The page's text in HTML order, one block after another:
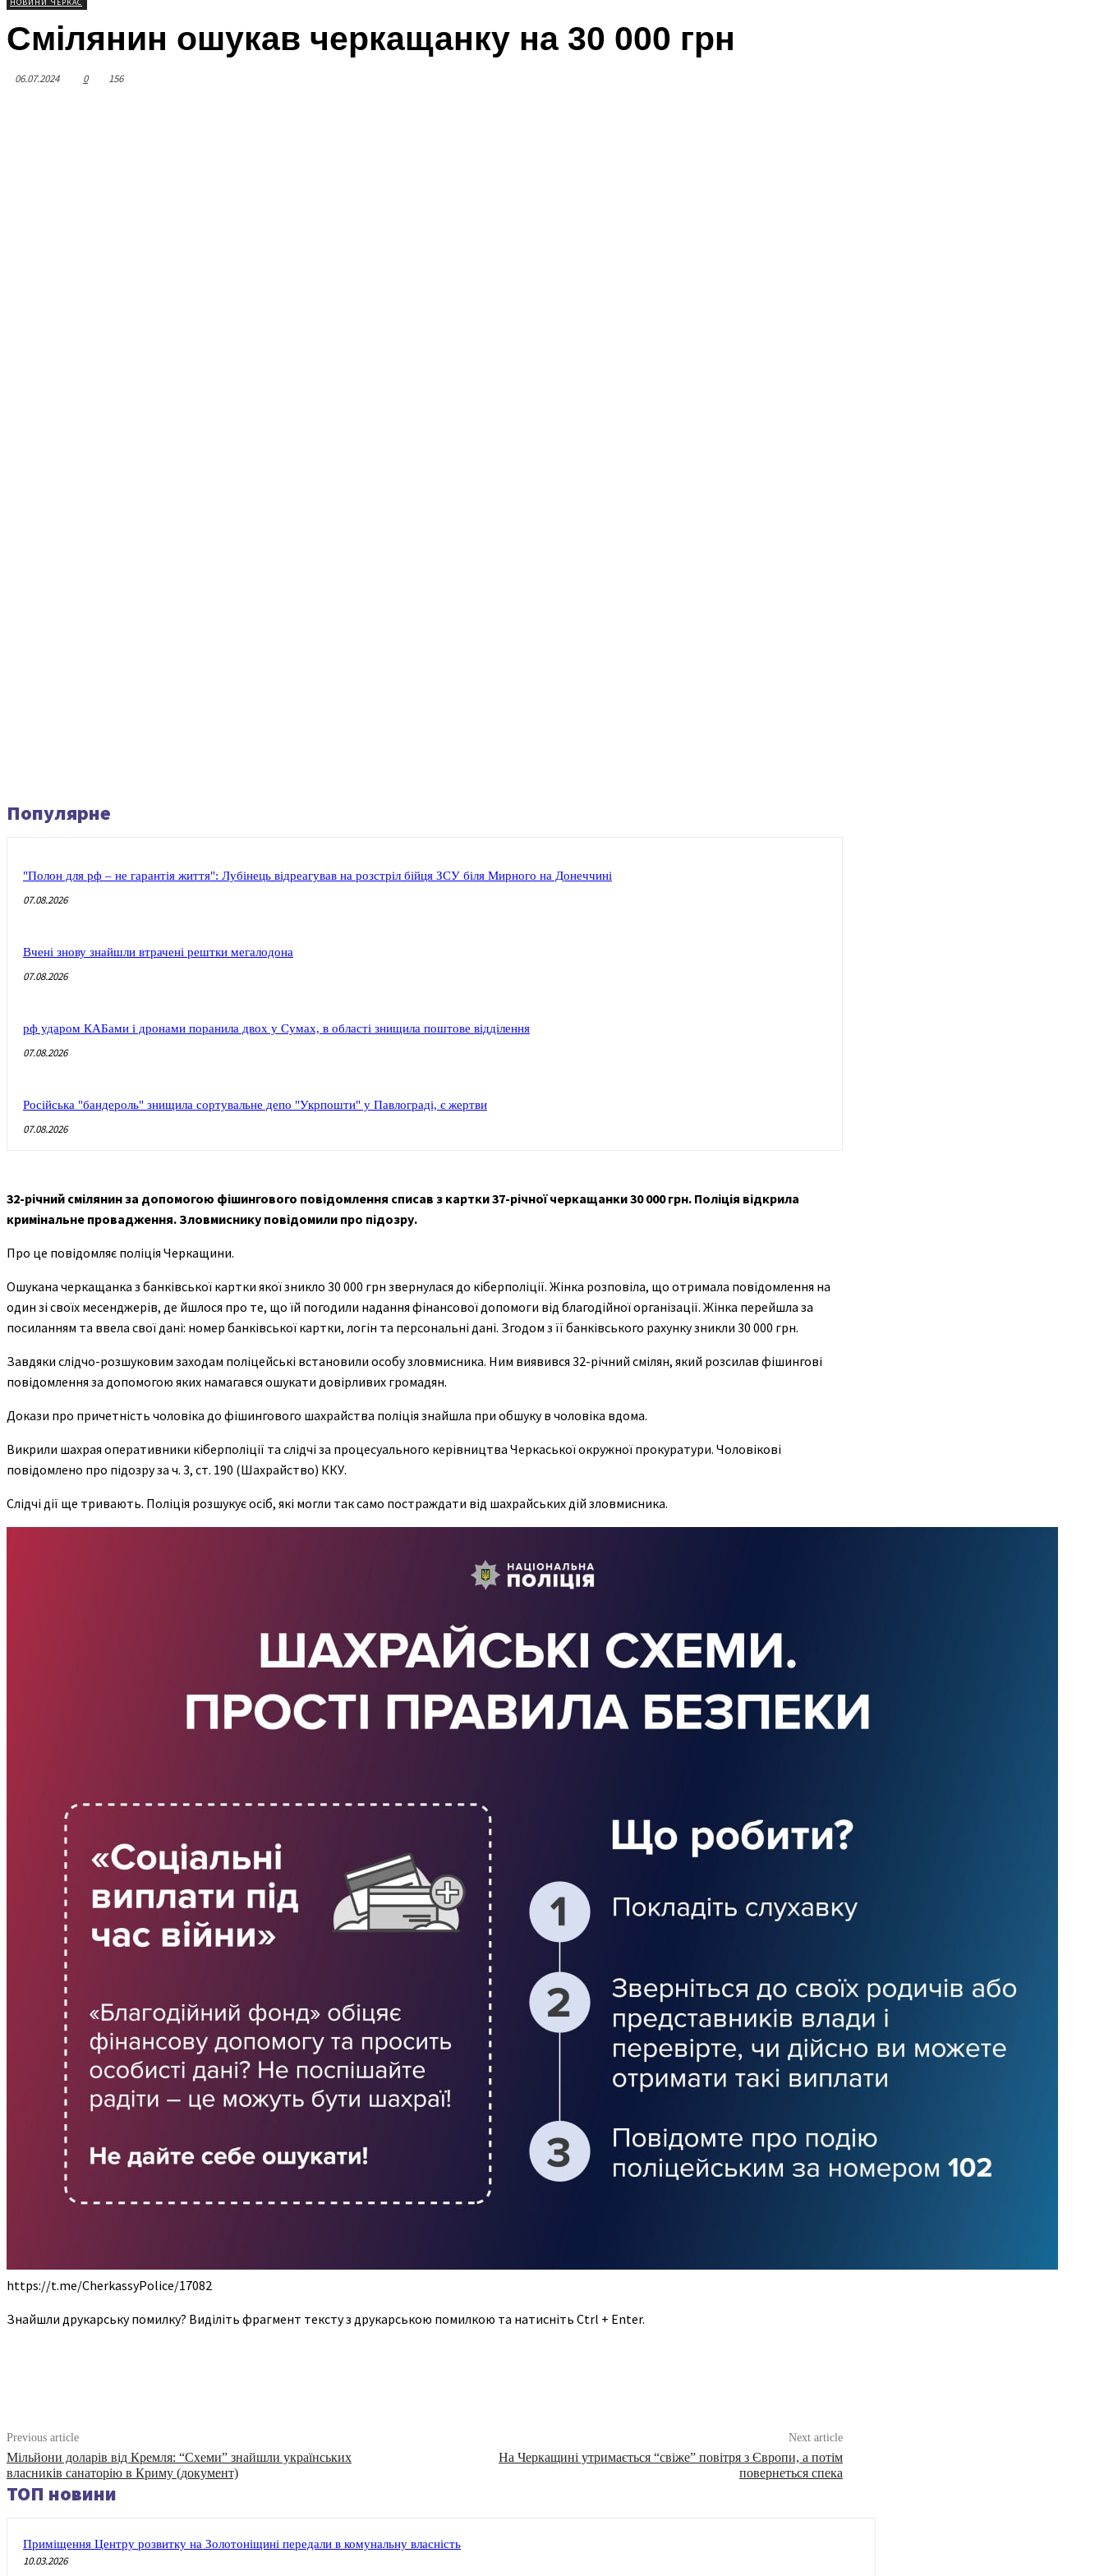
Смілянин ошукав черкащанку на 30 000 грн
06.07.2024 0 156
Популярне
"Полон для рф – не гарантія життя": Лубінець відреагував на розстріл бійця ЗСУ біля Мирного на Донеччині
07.08.2026
Вчені знову знайшли втрачені рештки мегалодона
07.08.2026
рф ударом КАБами і дронами поранила двох у Сумах, в області знищила поштове відділення
07.08.2026
Російська "бандероль" знищила сортувальне депо "Укрпошти" у Павлограді, є жертви
07.08.2026
32-річний смілянин за допомогою фішингового повідомлення списав з картки 37-річної черкащанки 30 000 грн. Поліція відкрила
кримінальне провадження. Зловмиснику повідомили про підозру.
Про це повідомляє поліція Черкащини.
Ошукана черкащанка з банківської картки якої зникло 30 000 грн звернулася до кіберполіції. Жінка розповіла, що отримала повідомлення на
один зі своїх месенджерів, де йшлося про те, що їй погодили надання фінансової допомоги від благодійної організації. Жінка перейшла за
посиланням та ввела свої дані: номер банківської картки, логін та персональні дані. Згодом з її банківського рахунку зникли 30 000 грн.
Завдяки слідчо-розшуковим заходам поліцейські встановили особу зловмисника. Ним виявився 32-річний смілян, який розсилав фішингові
повідомлення за допомогою яких намагався ошукати довірливих громадян.
Докази про причетність чоловіка до фішингового шахрайства поліція знайшла при обшуку в чоловіка вдома.
Викрили шахрая оперативники кіберполіції та слідчі за процесуального керівництва Черкаської окружної прокуратури. Чоловікові
повідомлено про підозру за ч. 3, ст. 190 (Шахрайство) ККУ.
Слідчі дії ще тривають. Поліція розшукує осіб, які могли так само постраждати від шахрайських дій зловмисника.
https://t.me/CherkassyPolice/17082
Знайшли друкарську помилку? Виділіть фрагмент тексту з друкарською помилкою та натисніть Ctrl + Enter.
Previous article
Мільйони доларів від Кремля: “Схеми” знайшли українських
власників санаторію в Криму (документ)
Next article
На Черкащині утримається “свіже” повітря з Європи, а потім
повернеться спека
ТОП новини
Приміщення Центру розвитку на Золотоніщині передали в комунальну власність
10.03.2026